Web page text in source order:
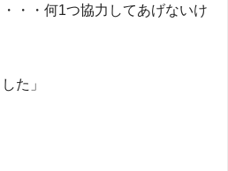
・・何1つ協力してあげないけ
た」